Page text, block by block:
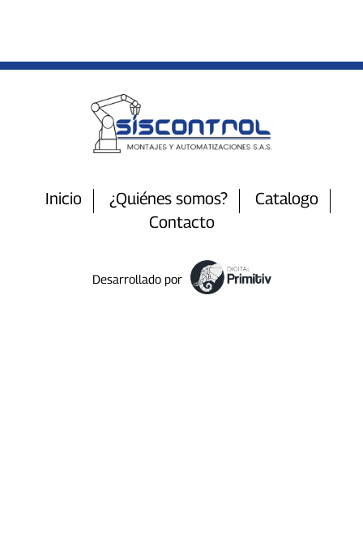
Inicio ¿Quiénes somos?
Catalogo
Contacto
Desarrollado por